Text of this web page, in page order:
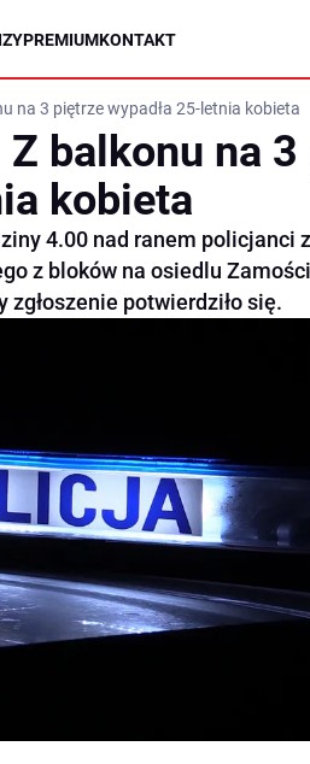
PREMIUMKONTAKT
na 3 piętrze wypadła 25-letnia kobieta
balkonu na
kobieta
4.00 nad ranem policjanci
z bloków na osiedlu
zgłoszenie potwierdziło się.